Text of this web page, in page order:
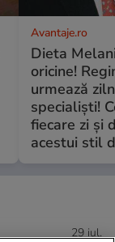
Avantaje.ro
Dieta
oricine!
urmează
specialiști!
fiecare zi și
acestui stil
29 iul.